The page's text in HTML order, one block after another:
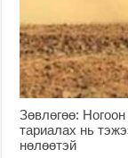
Зөвлөгөө:
тариалах нь
нөлөөтэй